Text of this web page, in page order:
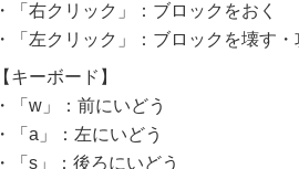
・「右クリック」：ブロックをおく
・「左クリック」：ブロックを壊す
【キーボード】
・「w」：前にいどう
・「a」：左にいどう
・「s」：後ろにいどう